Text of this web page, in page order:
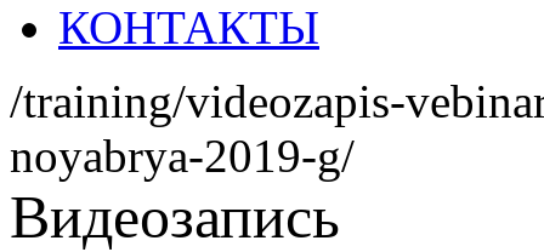
КОНТАКТЫ
/training/videozapis-
noyabrya-2019-g/
Видеозапись